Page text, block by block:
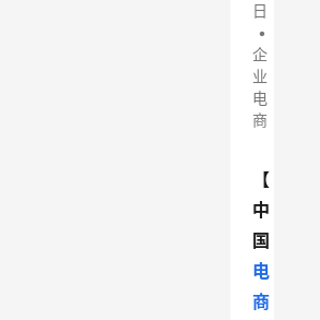
日
•
企
业
电
商
【
中
国
电
商